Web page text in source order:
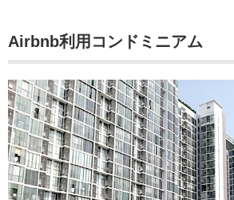
Airbnb利用コンドミニアム